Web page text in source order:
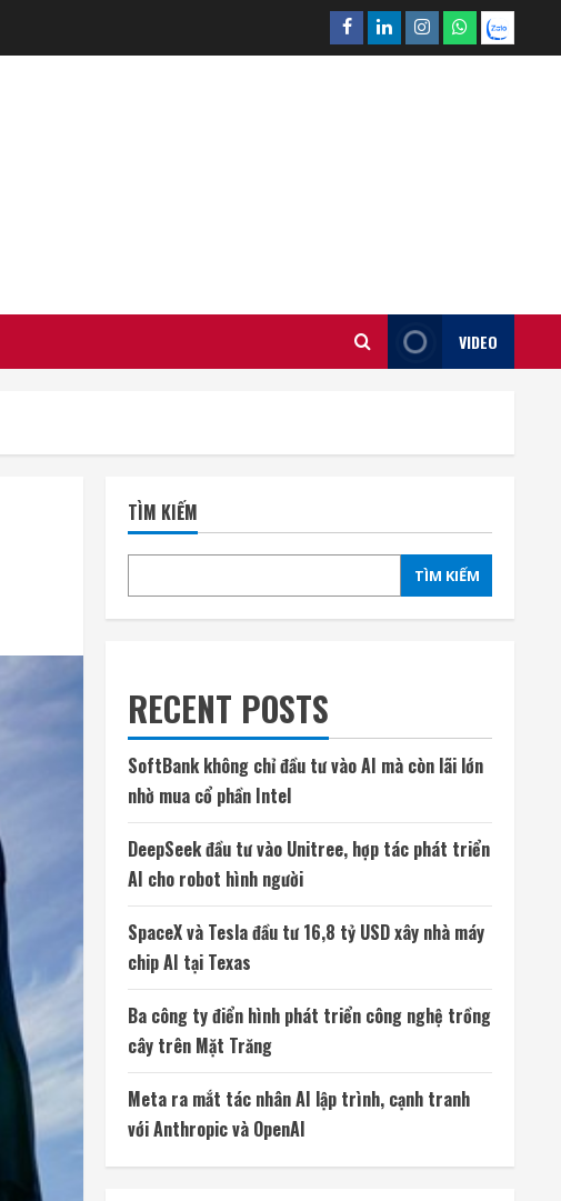
Facebook
LinkedinInstagram
What’sapp
Zalo
VIDEO
TÌM KIẾM
TÌM KIẾM
RECENT POSTS
SoftBank không chỉ đầu tư vào AI mà còn lãi lớn
nhờ mua cổ phần Intel
DeepSeek đầu tư vào Unitree, hợp tác phát triển
AI cho robot hình người
SpaceX và Tesla đầu tư 16,8 tỷ USD xây nhà máy
chip AI tại Texas
Ba công ty điển hình phát triển công nghệ trồng
cây trên Mặt Trăng
Meta ra mắt tác nhân AI lập trình, cạnh tranh
với Anthropic và OpenAI